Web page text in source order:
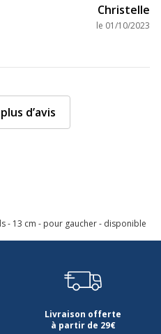
Christelle
le 01/10/2023
d’avis
- 13 cm - pour gaucher - disponible
Livraison offerte
à partir de 29€